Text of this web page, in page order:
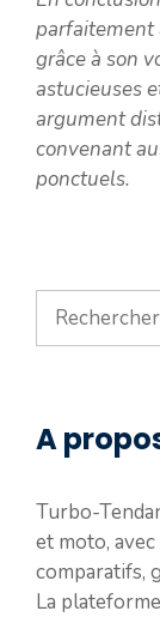
parfaitement
grâce à son
astucieuses
argument
convenant
ponctuels.
Rechercher :
A
Turbo-
et moto,
comparatifs,
La